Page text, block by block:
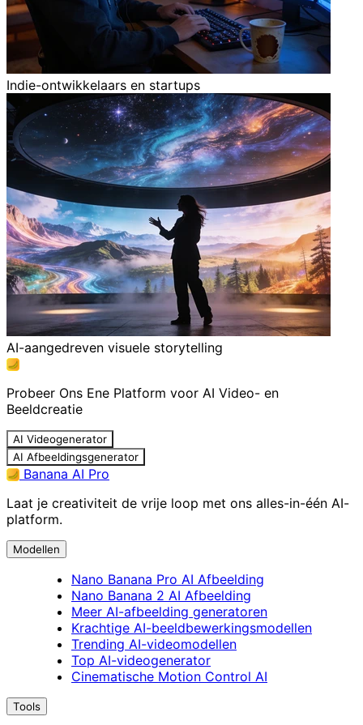
Indie-ontwikkelaars en startups
AI-aangedreven visuele storytelling
Probeer Ons Ene Platform voor AI Video- en
Beeldcreatie
AI Videogenerator
AI Afbeeldingsgenerator
Banana AI Pro
Laat je creativiteit de vrije loop met ons alles-in-één AI-
platform.
Modellen
Nano Banana Pro AI Afbeelding
Nano Banana 2 AI Afbeelding
Meer AI-afbeelding generatoren
Krachtige AI-beeldbewerkingsmodellen
Trending AI-videomodellen
Top AI-videogenerator
Cinematische Motion Control AI
Tools